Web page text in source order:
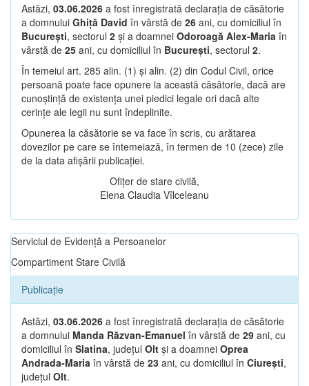
Astăzi, 03.06.2026 a fost înregistrată declarația de căsătorie
a domnului Ghiță David în vârstă de 26 ani, cu domiciliul în
București, sectorul 2 și a doamnei Odoroagă Alex-Maria în
vârstă de 25 ani, cu domiciliul în București, sectorul 2.
În temeiul art. 285 alin. (1) și alin. (2) din Codul Civil, orice
persoană poate face opunere la această căsătorie, dacă are
cunoștință de existența unei piedici legale ori dacă alte
cerințe ale legii nu sunt îndeplinite.
Opunerea la căsătorie se va face în scris, cu arătarea
dovezilor pe care se întemeiază, în termen de 10 (zece) zile
de la data afișării publicației.
Ofițer de stare civilă,
Elena Claudia Vîlceleanu
Serviciul de Evidență a Persoanelor
Compartiment Stare Civilă
Publicație
Astăzi, 03.06.2026 a fost înregistrată declarația de căsătorie
a domnului Manda Răzvan-Emanuel în vârstă de 29 ani, cu
domiciliul în Slatina, județul Olt și a doamnei Oprea
Andrada-Maria în vârstă de 23 ani, cu domiciliul în Ciurești,
județul Olt.